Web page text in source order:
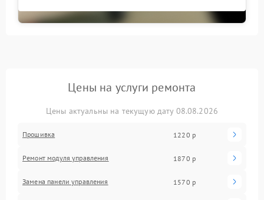
Цены на услуги ремонта
Цены актуальны на текущую дату 08.08.2026
Прошивка 1220 р
Ремонт модуля управления 1870 р
Замена панели управления 1570 р